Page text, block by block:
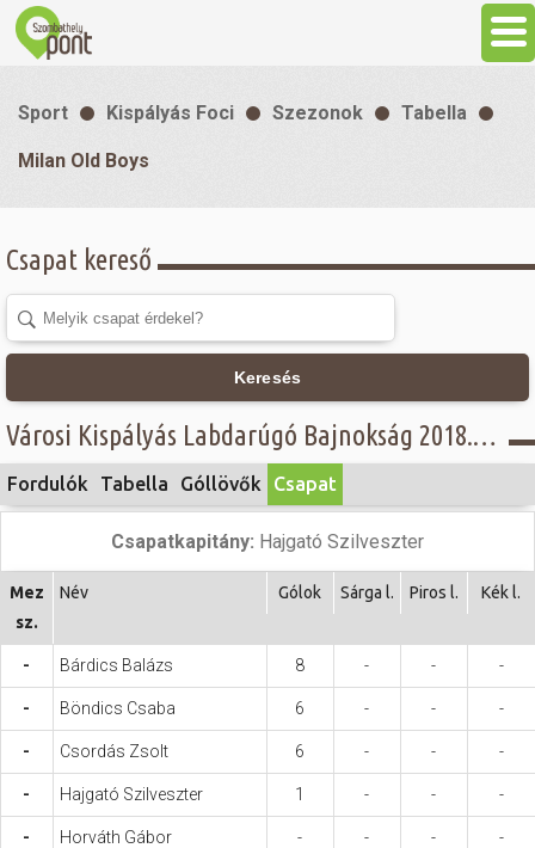
Programok
Gasztronómia
Sport
Szabadidő
Hasznos
Sport Kispályás Foci Szezonok Tabella
Milan Old Boys
Csapat kereső
Keresés
Városi Kispályás Labdarúgó Bajnokság 2018. - Concordia Üzemanyagkutak Kft. - Öregfiúk osztály - Milan Old Boys
Fordulók Tabella Góllövők Csapat
Csapatkapitány: Hajgató Szilveszter
Mez
sz.
Név Gólok Sárga l. Piros l. Kék l.
- Bárdics Balázs 8 - - -
- Böndics Csaba 6 - - -
- Csordás Zsolt 6 - - -
- Hajgató Szilveszter 1 - - -
- Horváth Gábor - - - -